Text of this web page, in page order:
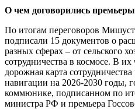
О чем договорились
По итогам переговоров
подписали 15 документов о
разных сферах – от сельского
сотрудничества в космосе. В
дорожная карта
навигации на 2026-2030 годы,
коммюнике, подписанном по
министра РФ и премьера